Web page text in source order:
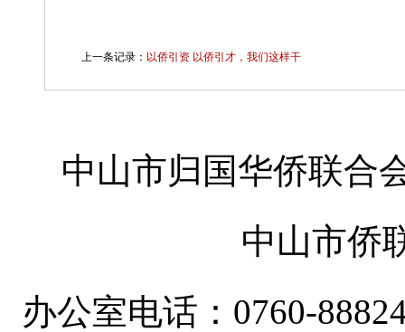
上一条记录： 以侨引资 以侨引才，我们这样干
中山市归国华侨联合
中山市侨
办公室电话：0760-